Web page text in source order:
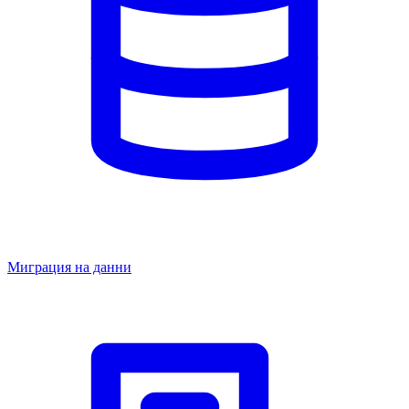
Миграция на данни